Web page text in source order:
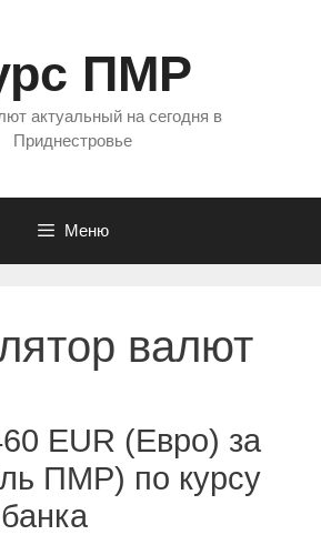
ПМР
актуальный на сегодня в
Приднестровье
Меню
валют
EUR (Евро) за
ПМР) по курсу